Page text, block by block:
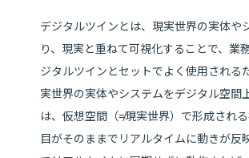
デジタルツインとは、現実世界の実体
り、現実と重ねて可視化することで、
ジタルツインとセットでよく使用され
実世界の実体やシステムをデジタル空間
は、仮想空間（≠現実世界）で形成され
目がそのままでリアルタイムに動きが